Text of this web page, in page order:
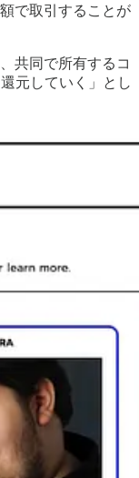
で取引することが
共同で所有するコ
元していく」とし